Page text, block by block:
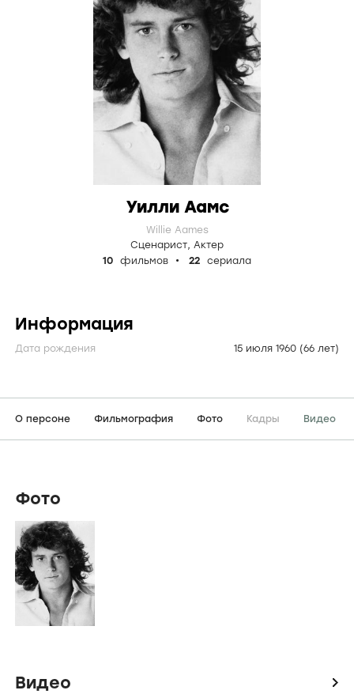
Уилли Аамс
Willie Aames
Сценарист, Актер
10
фильмов 22 сериала
Информация
Дата рождения 15 июля 1960 (66 лет)
О персоне Фильмография Фото Кадры Видео
Фото
Видео icon